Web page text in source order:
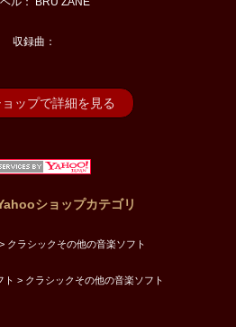
収録曲：
ップで詳細を見る
ショップカテゴリ
クラシックその他の音楽ソフト
ト > クラシックその他の音楽ソフト